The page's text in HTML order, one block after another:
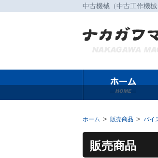
中古機械（中古工作機
ホーム 販売商品 バイ
販売商品